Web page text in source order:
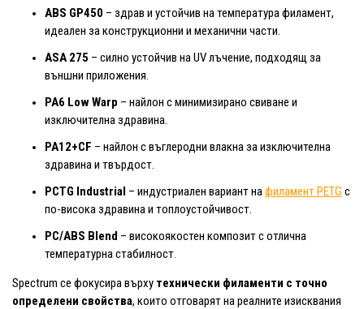
ABS GP450 – здрав и устойчив на температура филамент,
идеален за конструкционни и механични части.
ASA 275 – силно устойчив на UV лъчение, подходящ за
външни приложения.
PA6 Low Warp – найлон с минимизирано свиване и
изключителна здравина.
PA12+CF – найлон с въглеродни влакна за изключителна
здравина и твърдост.
PCTG Industrial – индустриален вариант нафиламент PETG с
по-висока здравина и топлоустойчивост.
PC/ABS Blend – високоякостен композит с отлична
температурна стабилност.
Spectrum се фокусира върху технически филаменти с точно
определени свойства, които отговарят на реалните изисквания